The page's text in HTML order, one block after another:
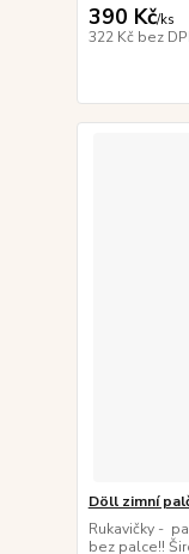
390 Kč/ks
322 Kč bez
Döll zimní
Rukavičky -
bez palce!!